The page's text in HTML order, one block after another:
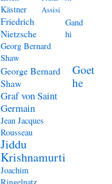
Kästner
Assisi
Friedrich
Nietzsche
Gand
hi
Georg Bernard
Shaw
George Bernard
Shaw
Goet
he
Graf von Saint
Germain
Jean Jacques
Rousseau
Jiddu
Krishnamurti
Joachim